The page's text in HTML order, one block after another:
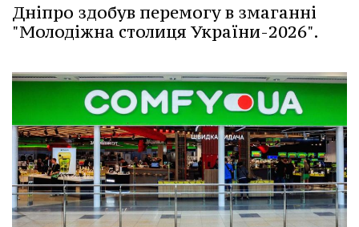
Дніпро здобув перемогу в змаганні
"Молодіжна столиця України-2026".